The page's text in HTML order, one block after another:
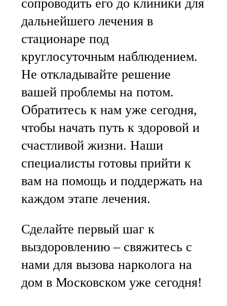
сопроводить его до клиники для
дальнейшего лечения в
стационаре под
круглосуточным наблюдением.
Не откладывайте решение
вашей проблемы на потом.
Обратитесь к нам уже сегодня,
чтобы начать путь к здоровой и
счастливой жизни. Наши
специалисты готовы прийти к
вам на помощь и поддержать на
каждом этапе лечения.
Сделайте первый шаг к
выздоровлению – свяжитесь с
нами для вызова нарколога на
дом в Московском уже сегодня!